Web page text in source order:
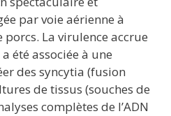
par voie aérienne à
La virulence accrue
été associée à une
des syncytia (fusion
de tissus (souches de
complètes de l’ADN